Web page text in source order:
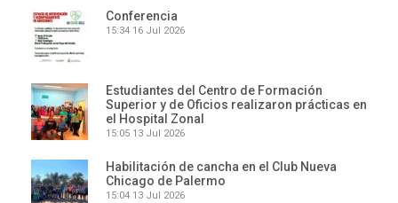
Conferencia
15:34 16 Jul 2026
Estudiantes del Centro de Formación
Superior y de Oficios realizaron prácticas en
el Hospital Zonal
15:05 13 Jul 2026
Habilitación de cancha en el Club Nueva
Chicago de Palermo
15:04 13 Jul 2026